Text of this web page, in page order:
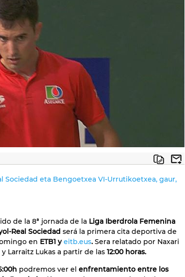
Sociedad eta Bengoetxea VI-Urrutikoetxea, gaur,
de la 8ª jornada de la Liga Iberdrola Femenina
Real Sociedad será la primera cita deportiva de
en ETB1 yeitb.eus. Sera relatado por Naxari
Larraitz Lukas a partir de las 12:00 horas.
podremos ver el enfrentamiento entre los